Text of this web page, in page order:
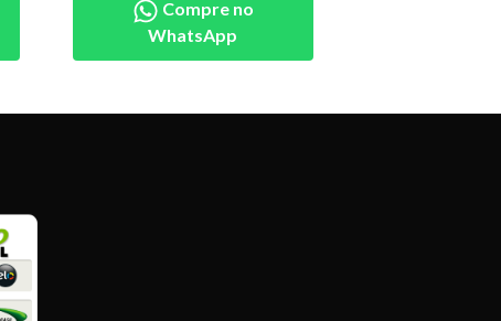
Compre no
WhatsApp